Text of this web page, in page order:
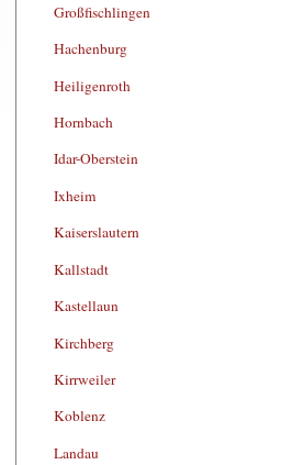
Großfischlingen
Hachenburg
Heiligenroth
Hornbach
Idar-Oberstein
Ixheim
Kaiserslautern
Kallstadt
Kastellaun
Kirchberg
Kirrweiler
Koblenz
Landau